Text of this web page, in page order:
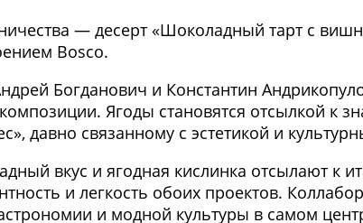
— десерт «Шоколадный тарт с
Bosco.
Богданович и Константин
Ягоды становятся отсылкой к
давно связанному с эстетикой и
вкус и ягодная кислинка отсылают к
и легкость обоих проектов.
и модной культуры в самом